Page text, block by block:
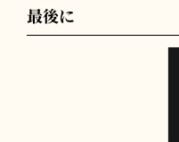
最後に